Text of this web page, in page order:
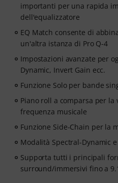
importanti per una rapida
dell'equalizzatore
EQ Match consente di
un'altra istanza di Pro Q-4
Impostazioni avanzate per
Dynamic, Invert Gain ecc.
Funzione Solo per bande
Piano roll a comparsa per la
frequenza musicale
Funzione Side-Chain per la
Modalità Spectral-Dynamic
Supporta tutti i principali
surround/immersivi fino a